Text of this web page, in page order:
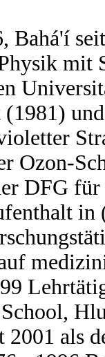
Bahá'í
mit
Ozon-
DFG
2001 als